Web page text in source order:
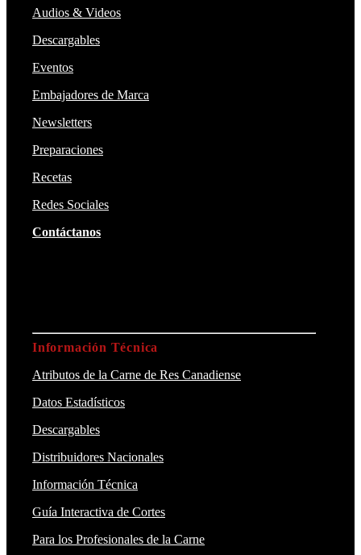
Audios & Videos
Descargables
Eventos
Embajadores de Marca
Newsletters
Preparaciones
Recetas
Redes Sociales
Contáctanos
Información Técnica
Atributos de la Carne de Res Canadiense
Datos Estadísticos
Descargables
Distribuidores Nacionales
Información Técnica
Guía Interactiva de Cortes
Para los Profesionales de la Carne